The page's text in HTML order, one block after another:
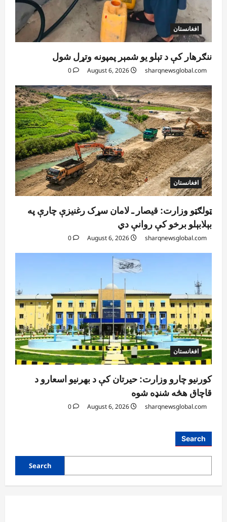
افغانستان
ننګرهار کې د تېلو یو شمېر پمپونه وتړل شول
sharqnewsglobal.com
0
افغانستان
ټولګټو وزارت: قیصار ـ لامان سړک رغنیزې چارې په
بېلابېلو برخو کې روانې دي
sharqnewsglobal.com
0
افغانستان
کورنیو چارو وزارت: حیرتان کې د بهرنیو اسعارو د
قاچاق هڅه شنډه شوه
sharqnewsglobal.com
0
Search
Search